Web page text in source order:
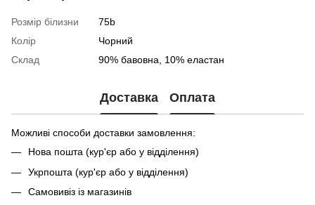
Розмір білизни
75b
Колір
Чорний
Склад
90% бавовна, 10% еластан
Доставка Оплата
Можливі способи доставки замовлення:
Нова пошта (кур'єр або у відділення)
Укрпошта (кур'єр або у відділення)
Самовивіз із магазинів